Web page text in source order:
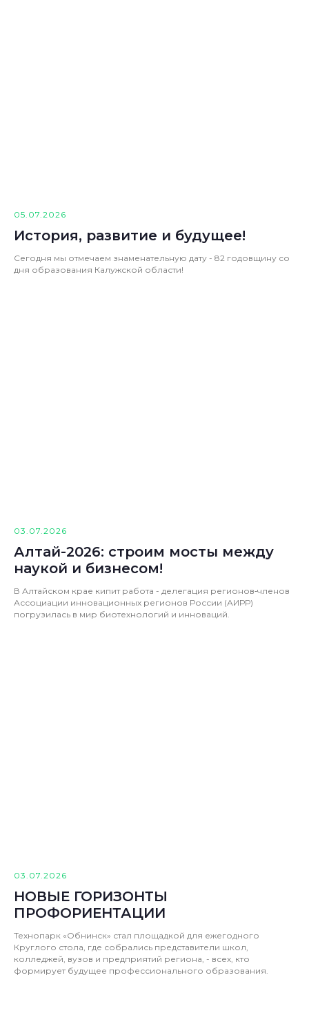
05.07.2026
История, развитие и будущее!
Сегодня мы отмечаем знаменательную дату - 82 годовщину со
дня образования Калужской области!
03.07.2026
Алтай-2026: строим мосты между
наукой и бизнесом!
В Алтайском крае кипит работа - делегация регионов‑членов
Ассоциации инновационных регионов России (АИРР)
погрузилась в мир биотехнологий и инноваций.
03.07.2026
НОВЫЕ ГОРИЗОНТЫ
ПРОФОРИЕНТАЦИИ
Технопарк «Обнинск» стал площадкой для ежегодного
Круглого стола, где собрались представители школ,
колледжей, вузов и предприятий региона, - всех, кто
формирует будущее профессионального образования.